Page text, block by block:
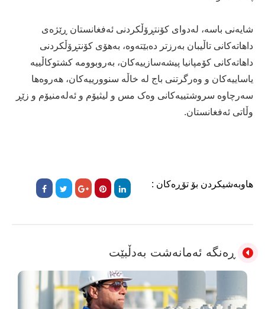
شایەنی باسە، لەدوای کۆنتڕۆڵکردنی ئەفغانستان ڕێژەی
داھاتەکانی تاڵیبان بەرزتر دەبێتەوە، بەھۆی کۆنتڕۆڵکردنی
داھاتەکانی کۆمپانیا پیشەسازییەکان، بەروبوومە کشتوکاڵییە
یاساییەکان و وەرگرتنی باج لە خاڵە سنوورییەکان، ھەروەھا
سەرچاوە سروشتییەکانی وەک مس و لیثیۆم و ئەلەمنیۆم و زێڕ
وڵاتی ئەفغانستان.
هاوبەشیکردن بۆ تۆڕەکان :
ڕەنگە ئەمانەشت بەدڵبێت